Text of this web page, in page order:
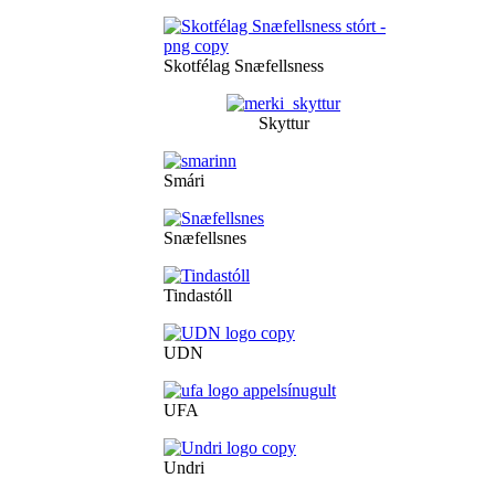
Skotfélag Snæfellsness
Skyttur
Smári
Snæfellsnes
Tindastóll
UDN
UFA
Undri